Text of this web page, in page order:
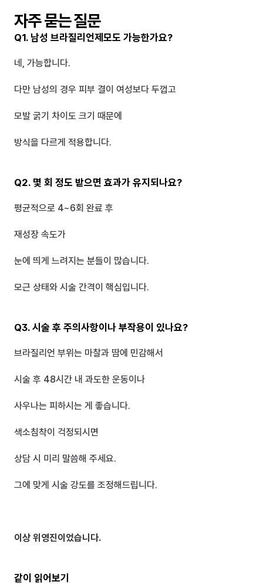
자주 묻는 질문
Q1. 남성 브라질리언제모도 가능한가요?
네, 가능합니다.
다만 남성의 경우 피부 결이 여성보다 두껍고
모발 굵기 차이도 크기 때문에
방식을 다르게 적용합니다.
Q2. 몇 회 정도 받으면 효과가 유지되나요?
평균적으로 4~6회 완료 후
재성장 속도가
눈에 띄게 느려지는 분들이 많습니다.
모근 상태와 시술 간격이 핵심입니다.
Q3. 시술 후 주의사항이나 부작용이 있나요?
브라질리언 부위는 마찰과 땀에 민감해서
시술 후 48시간 내 과도한 운동이나
사우나는 피하시는 게 좋습니다.
색소침착이 걱정되시면
상담 시 미리 말씀해 주세요.
그에 맞게 시술 강도를 조정해드립니다.
이상 위영진이었습니다.
같이 읽어보기